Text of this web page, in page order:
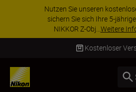
Nutzen Sie unseren
sichern Sie sich Ihre 5-
NIKKOR Z-Obj...Weitere
Kostenloser